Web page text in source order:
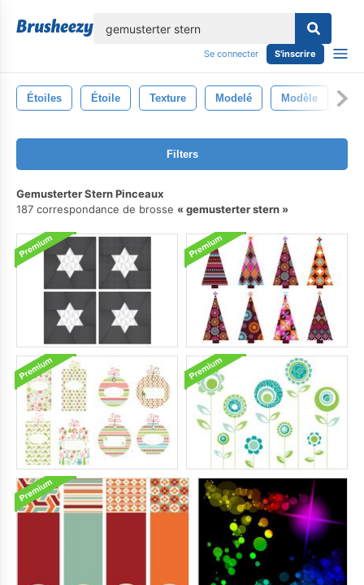
Se connecter S'inscrire
Étoiles Étoile Texture Modelé Modèle
Filters
Gemusterter Stern Pinceaux
187 correspondance de brosse
gemusterter stern